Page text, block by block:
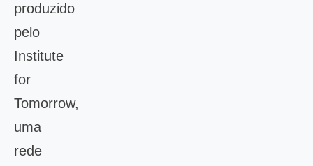
produzido
pelo
Institute
for
Tomorrow,
uma
rede